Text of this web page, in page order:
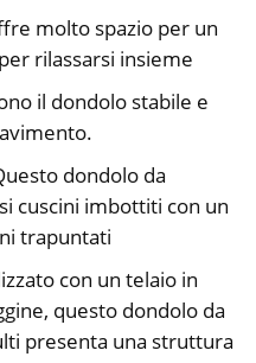
molto spazio per un
rilassarsi insieme
il dondolo stabile e
dondolo da
cuscini imbottiti con un
trapuntati
con un telaio in
questo dondolo da
presenta una struttura